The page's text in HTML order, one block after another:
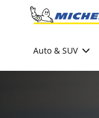
Go to page content
Auto & SUV